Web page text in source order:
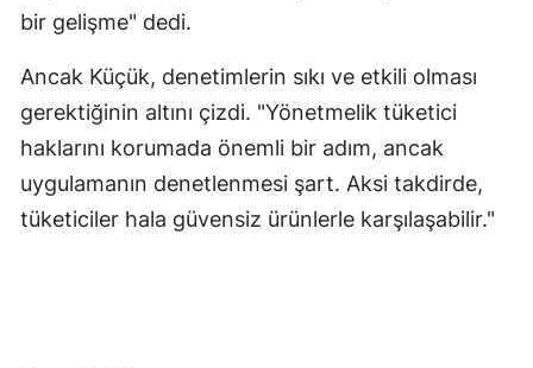
bir gelişme" dedi.
Ancak Küçük, denetimlerin sıkı ve etkili olması
gerektiğinin altını çizdi. "Yönetmelik tüketici
haklarını korumada önemli bir adım, ancak
uygulamanın denetlenmesi şart. Aksi takdirde,
tüketiciler hala güvensiz ürünlerle karşılaşabilir."